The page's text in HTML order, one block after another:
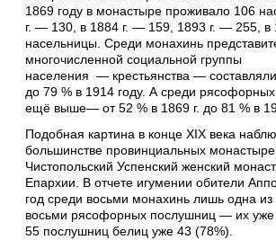
1869 году в монастыре проживало 106
г. — 130, в 1884 г. — 159, 1893 г. — 255, в
насельницы. Среди монахинь
многочисленной социальной группы
населения — крестьянства — составляли
до 79 % в 1914 году. А среди
ещё выше— от 52 % в 1869 г. до 81 % в
Подобная картина в конце XIX века
большинстве провинциальных
Чистопольский Успенский женский
Епархии. В отчете игумении обители
год среди восьми монахинь лишь одна из
восьми рясофорных послушниц — их уже
55 послушниц белиц уже 43 (78%).